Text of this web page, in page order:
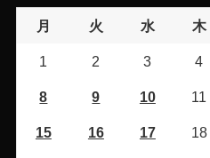
月 火 水 木
1 2 3 4
8 9 10 11
15 16 17 18